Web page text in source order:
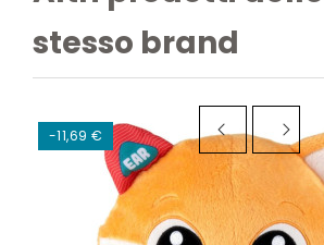
stesso brand
-11,69 €